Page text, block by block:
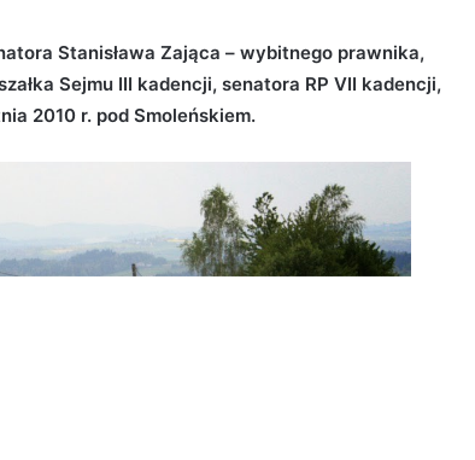
Stanisława Zająca – wybitnego prawnika,
Sejmu III kadencji, senatora RP VII kadencji,
2010 r. pod Smoleńskiem.